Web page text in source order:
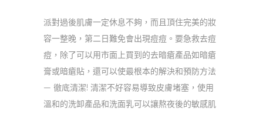
派對過後肌膚一定休息不夠，而且頂住完美的妝
容一整晚，第二日難免會出現痘痘。要急救去痘
痘，除了可以用市面上買到的去暗瘡產品如暗瘡
膏或暗瘡貼，還可以使最根本的解決和預防方法
— 徹底清潔! 清潔不好容易導致皮膚堵塞，使用
溫和的洗卸產品和洗面乳可以讓熬夜後的敏感肌